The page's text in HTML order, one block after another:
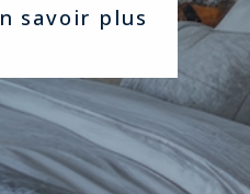
en savoir plus